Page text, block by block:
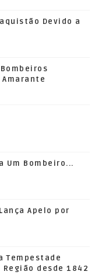
Devido a
Um Bombeiro...
Apelo por
Tempestade
desde 1842